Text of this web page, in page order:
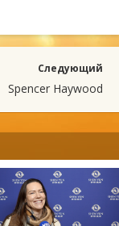
Следующий
Spencer Haywood